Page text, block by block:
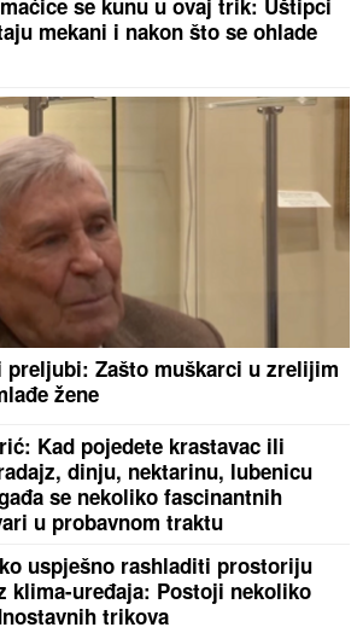
se kunu u ovaj trik: Uštipci
mekani i nakon što se ohlade
Zašto muškarci u zrelijim
žene
Kad pojedete krastavac ili
dinju, nektarinu, lubenicu
se nekoliko fascinantnih
u probavnom traktu
uspješno rashladiti prostoriju
klima-uređaja: Postoji nekoliko
trikova